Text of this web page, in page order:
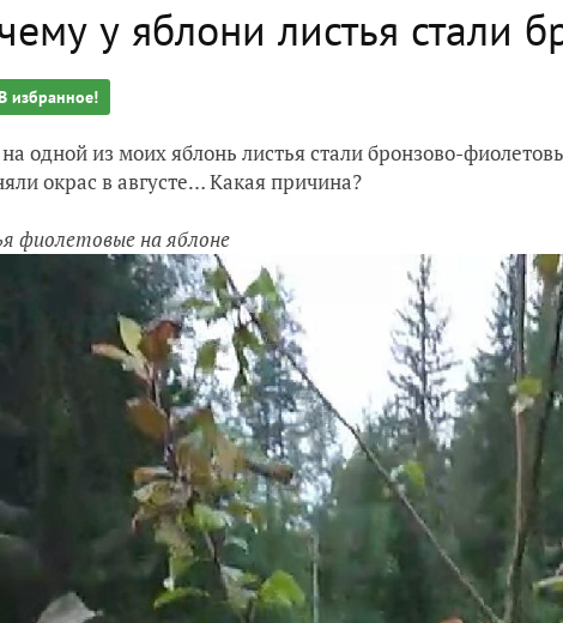
у яблони листья стали
избранное!
одной из моих яблонь листья стали бронзово-
окрас в августе… Какая причина?
фиолетовые на яблоне